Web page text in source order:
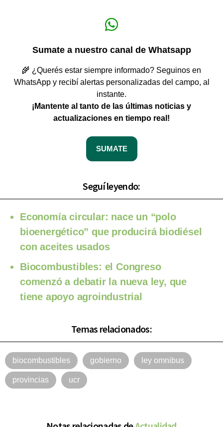
Sumate a nuestro canal de Whatsapp
🌾 ¿Querés estar siempre informado? Seguinos en
WhatsApp y recibí alertas personalizadas del campo, al
instante.
¡Mantente al tanto de las últimas noticias y
actualizaciones en tiempo real!
SUMATE
Seguí leyendo:
Economía circular: nace un “polo
bioenergético” que producirá biodiésel
con aceites usados
Biocombustibles: el Congreso
comenzó a debatir la nueva ley, que
tiene apoyo agroindustrial
Temas relacionados:
biocombustibles gobierno ley omnibus
provincias ucr